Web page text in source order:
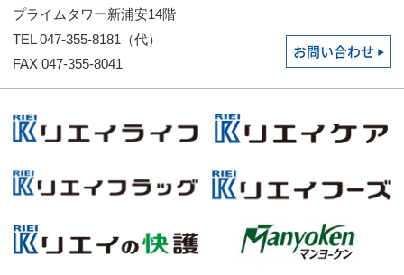
プライムタワー新浦安14階
TEL 047-355-8181（代）
FAX 047-355-8041
お問い合わせ